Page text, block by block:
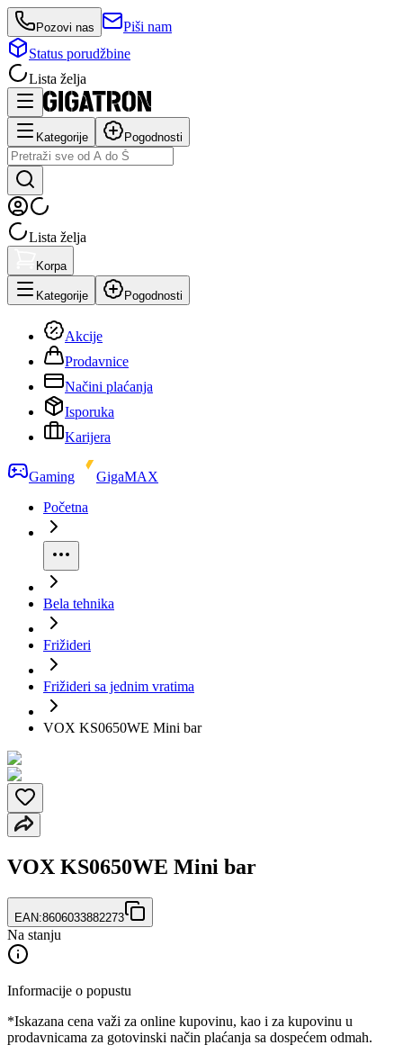
Pozovi nas
Piši nam
Status porudžbine
Lista želja
Kategorije Pogodnosti
Lista želja
Korpa
Kategorije Pogodnosti
Akcije
Prodavnice
Načini plaćanja
Isporuka
Karijera
Gaming
GigaMAX
Početna
Bela tehnika
Frižideri
Frižideri sa jednim vratima
VOX KS0650WE Mini bar
VOX KS0650WE Mini bar
EAN:8606033882273
Na stanju
Informacije o popustu
*Iskazana cena važi za online kupovinu, kao i za kupovinu u
prodavnicama za gotovinski način plaćanja sa dospećem odmah.